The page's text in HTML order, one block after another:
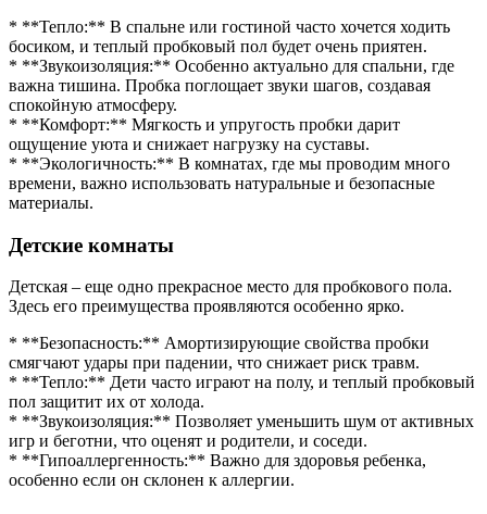
* **Тепло:** В спальне или гостиной часто хочется ходить
босиком, и теплый пробковый пол будет очень приятен.
* **Звукоизоляция:** Особенно актуально для спальни, где
важна тишина. Пробка поглощает звуки шагов, создавая
спокойную атмосферу.
* **Комфорт:** Мягкость и упругость пробки дарит
ощущение уюта и снижает нагрузку на суставы.
* **Экологичность:** В комнатах, где мы проводим много
времени, важно использовать натуральные и безопасные
материалы.
Детские комнаты
Детская – еще одно прекрасное место для пробкового пола.
Здесь его преимущества проявляются особенно ярко.
* **Безопасность:** Амортизирующие свойства пробки
смягчают удары при падении, что снижает риск травм.
* **Тепло:** Дети часто играют на полу, и теплый пробковый
пол защитит их от холода.
* **Звукоизоляция:** Позволяет уменьшить шум от активных
игр и беготни, что оценят и родители, и соседи.
* **Гипоаллергенность:** Важно для здоровья ребенка,
особенно если он склонен к аллергии.